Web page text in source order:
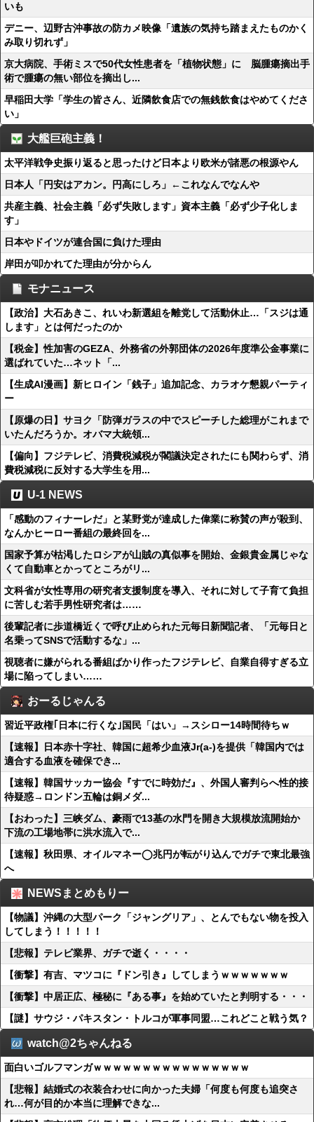
いも
デニー、辺野古沖事故の防カメ映像「遺族の気持ち踏まえたものかく
み取り切れず」
京大病院、手術ミスで50代女性患者を「植物状態」に 脳腫瘍摘出手
術で腫瘍の無い部位を摘出し...
早稲田大学「学生の皆さん、近隣飲食店での無銭飲食はやめてくださ
い」
大艦巨砲主義！
太平洋戦争史振り返ると思ったけど日本より欧米が諸悪の根源やん
日本人「円安はアカン。円高にしろ」←これなんでなんや
共産主義、社会主義「必ず失敗します」資本主義「必ず少子化しま
す」
日本やドイツが連合国に負けた理由
岸田が叩かれてた理由が分からん
モナニュース
【政治】大石あきこ、れいわ新選組を離党して活動休止…「スジは通
します」とは何だったのか
【税金】性加害のGEZA、外務省の外郭団体の2026年度準公金事業に
選ばれていた…ネット「...
【生成AI漫画】新ヒロイン「銭子」追加記念、カラオケ懇親パーティ
ー
【原爆の日】サヨク「防弾ガラスの中でスピーチした総理がこれまで
いたんだろうか。オバマ大統領...
【偏向】フジテレビ、消費税減税が閣議決定されたにも関わらず、消
費税減税に反対する大学生を用...
U-1 NEWS
「感動のフィナーレだ」と某野党が達成した偉業に称賛の声が殺到、
なんかヒーロー番組の最終回を...
国家予算が枯渇したロシアが山賊の真似事を開始、金銀貴金属じゃな
くて自動車とかってところがリ...
文科省が女性専用の研究者支援制度を導入、それに対して子育て負担
に苦しむ若手男性研究者は……
後輩記者に歩道橋近くで呼び止められた元毎日新聞記者、「元毎日と
名乗ってSNSで活動するな」...
視聴者に嫌がられる番組ばかり作ったフジテレビ、自業自得すぎる立
場に陥ってしまい……
おーるじゃんる
習近平政権｢日本に行くな｣国民「はい」→スシロー14時間待ちｗ
【速報】日本赤十字社、韓国に超希少血液Jr(a-)を提供「韓国内では
適合する血液を確保でき...
【速報】韓国サッカー協会『すでに時効だ』、外国人審判らへ性的接
待疑惑→ロンドン五輪は銅メダ...
【おわった】三峡ダム、豪雨で13基の水門を開き大規模放流開始か
下流の工場地帯に洪水流入で...
【速報】秋田県、オイルマネー◯兆円が転がり込んでガチで東北最強
へ
NEWSまとめもりー
【物議】沖縄の大型パーク「ジャングリア」、とんでもない物を投入
してしまう！！！！！
【悲報】テレビ業界、ガチで逝く・・・・
【衝撃】有吉、マツコに『ドン引き』してしまうｗｗｗｗｗｗｗ
【衝撃】中居正広、極秘に『ある事』を始めていたと判明する・・・
【謎】サウジ・パキスタン・トルコが軍事同盟…これどこと戦う気？
watch@2ちゃんねる
面白いゴルフマンガｗｗｗｗｗｗｗｗｗｗｗｗｗｗｗｗ
【悲報】結婚式の衣装合わせに向かった夫婦「何度も何度も追突さ
れ…何が目的か本当に理解できな...